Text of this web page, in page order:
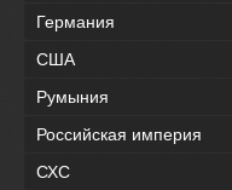
Германия
США
Румыния
Российская империя
СХС